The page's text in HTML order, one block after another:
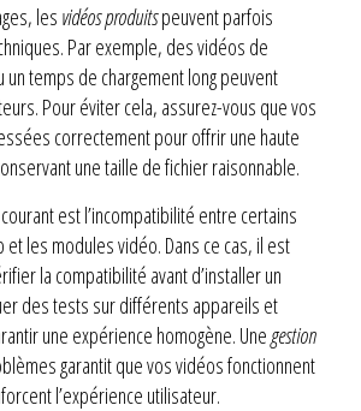
les vidéos produitspeuvent parfois
Par exemple, des vidéos de
un temps de chargement long peuvent
Pour éviter cela, assurez-vous que vos
correctement pour offrir une haute
une taille de fichier raisonnable.
est l’incompatibilité entre certains
les modules vidéo. Dans ce cas, il est
la compatibilité avant d’installer un
des tests sur différents appareils et
une expérience homogène. Une gestion
garantit que vos vidéos fonctionnent
l’expérience utilisateur.